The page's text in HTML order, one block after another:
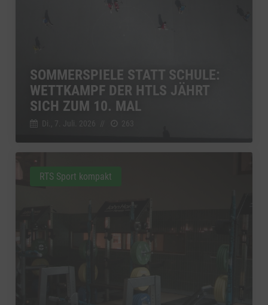
SOMMERSPIELE STATT SCHULE:
WETTKAMPF DER HTLS JÄHRT
SICH ZUM 10. MAL
Di., 7. Juli. 2026
RTS Sport kompakt